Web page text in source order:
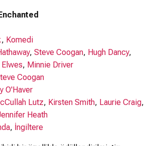
, Komedi
, Steve Coogan, Hugh Dancy,
Elwes, Minnie Driver
Coogan
O'Haver
Lutz, Kirsten Smith, Laurie Craig,
Heath
, İngiltere